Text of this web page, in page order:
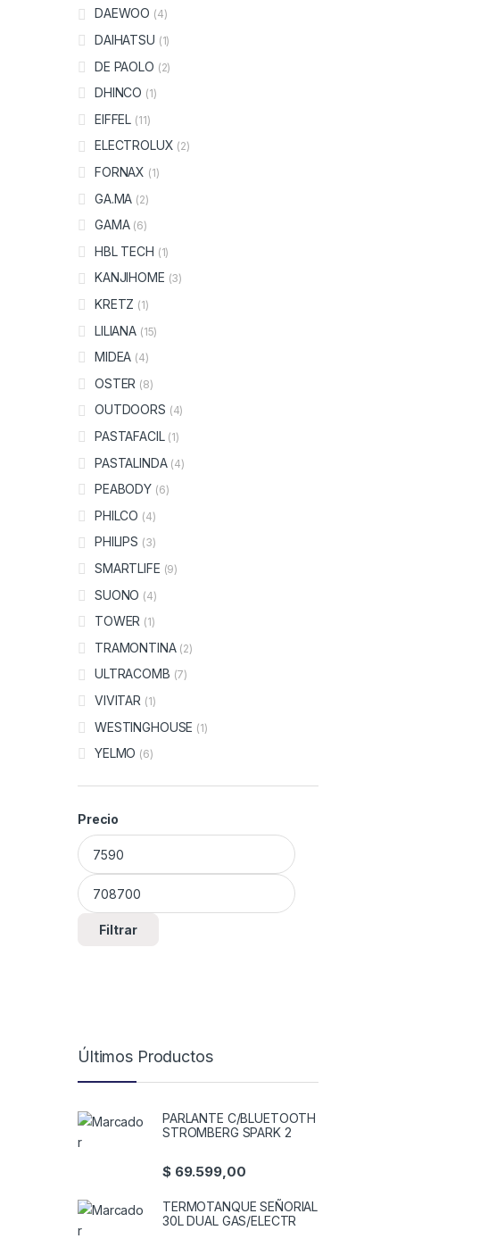
DAEWOO (4)
DAIHATSU (1)
DE PAOLO (2)
DHINCO (1)
EIFFEL (11)
ELECTROLUX (2)
FORNAX (1)
GA.MA (2)
GAMA (6)
HBL TECH (1)
KANJIHOME (3)
KRETZ (1)
LILIANA (15)
MIDEA (4)
OSTER (8)
OUTDOORS (4)
PASTAFACIL (1)
PASTALINDA (4)
PEABODY (6)
PHILCO (4)
PHILIPS (3)
SMARTLIFE (9)
SUONO (4)
TOWER (1)
TRAMONTINA (2)
ULTRACOMB (7)
VIVITAR (1)
WESTINGHOUSE (1)
YELMO (6)
Precio
Precio mínimo
Precio máximo
Filtrar
Últimos Productos
PARLANTE C/BLUETOOTH
STROMBERG SPARK 2
$69.599,00
TERMOTANQUE SEÑORIAL
30L DUAL GAS/ELECTR